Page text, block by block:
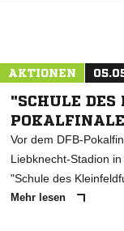
AKTIONEN
"SCHULE DES
OKALFINALE
Vor dem DFB-
Liebknecht-Stadion
"Schule des
Mehr lesen